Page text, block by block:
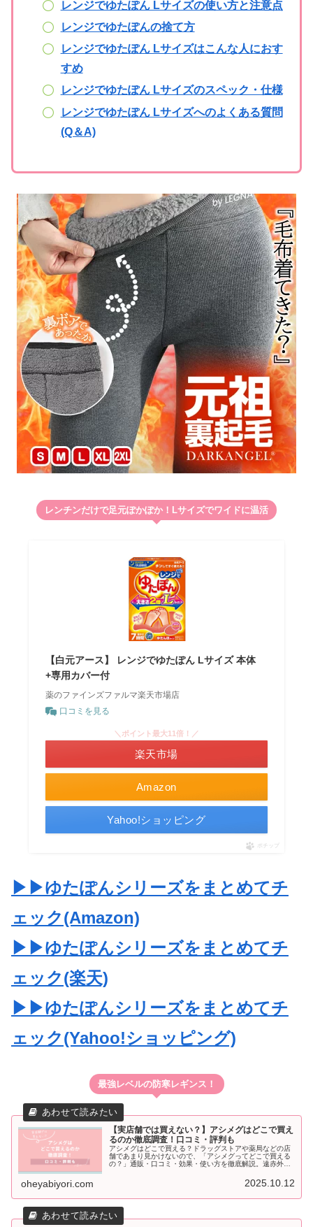
レンジでゆたぽん Lサイズの使い方と注意点
レンジでゆたぽんの捨て方
レンジでゆたぽん Lサイズはこんな人におす
すめ
レンジでゆたぽん Lサイズのスペック・仕様
レンジでゆたぽん Lサイズへのよくある質問
(Q＆A)
レンチンだけで足元ぽかぽか！Lサイズでワイドに温活
【白元アース】 レンジでゆたぽん Lサイズ 本体
+専用カバー付
薬のファインズファルマ楽天市場店
口コミを見る
Amazon
＼ポイント最大11倍！／
楽天市場
Yahoo!ショッピング
ポチップ
▶▶ゆたぽんシリーズをまとめてチ
ェック(Amazon)
▶▶ゆたぽんシリーズをまとめてチ
ェック(楽天)
▶▶ゆたぽんシリーズをまとめてチ
ェック(Yahoo!ショッピング)
最強レベルの防寒レギンス！
【実店舗では買えない？】アシメグはどこで買え
るのか徹底調査！口コミ・評判も
アシメグはどこで買える？ドラッグストアや薬局などの店
舗であまり見かけないので、「アシメグってどこで買える
の？」通販・口コミ・効果・使い方を徹底解説。遠赤外線
oheyabiyori.com 2025.10.12